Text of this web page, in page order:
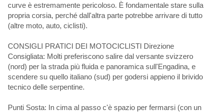
curve è estremamente pericoloso. È fondamentale stare sulla
propria corsia, perché dall'altra parte potrebbe arrivare di tutto
(altre moto, auto, ciclisti).
CONSIGLI PRATICI DEI MOTOCICLISTI Direzione
Consigliata: Molti preferiscono salire dal versante svizzero
(nord) per la strada più fluida e panoramica sull'Engadina, e
scendere su quello italiano (sud) per godersi appieno il brivido
tecnico delle serpentine.
Punti Sosta: In cima al passo c'è spazio per fermarsi (con un